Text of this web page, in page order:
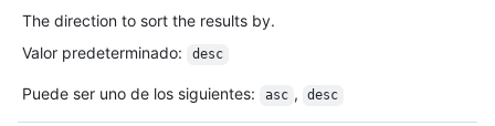
The direction to sort the results by.
Valor predeterminado: desc
Puede ser uno de los siguientes: asc , desc